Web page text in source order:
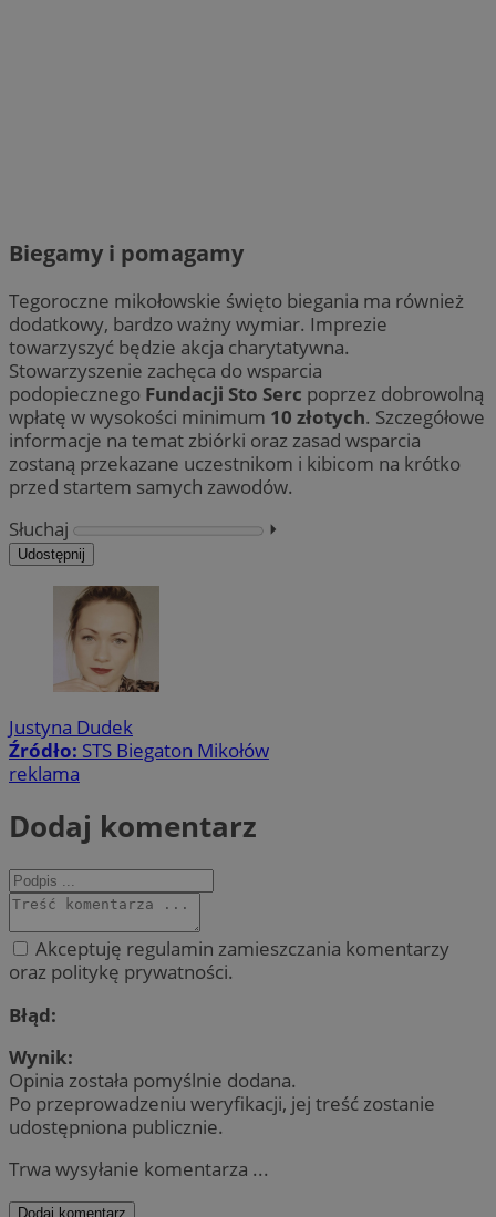
Biegamy i pomagamy
Tegoroczne mikołowskie święto biegania ma również
dodatkowy, bardzo ważny wymiar. Imprezie
towarzyszyć będzie akcja charytatywna.
Stowarzyszenie zachęca do wsparcia
podopiecznego Fundacji Sto Serc poprzez dobrowolną
wpłatę w wysokości minimum 10 złotych. Szczegółowe
informacje na temat zbiórki oraz zasad wsparcia
zostaną przekazane uczestnikom i kibicom na krótko
przed startem samych zawodów.
Słuchaj
⏵︎
Udostępnij
Justyna Dudek
Źródło: STS Biegaton Mikołów
reklama
Dodaj komentarz
Akceptuję regulamin zamieszczania komentarzy
oraz politykę prywatności.
Błąd:
Wynik:
Opinia została pomyślnie dodana.
Po przeprowadzeniu weryfikacji, jej treść zostanie
udostępniona publicznie.
Trwa wysyłanie komentarza ...
Dodaj komentarz